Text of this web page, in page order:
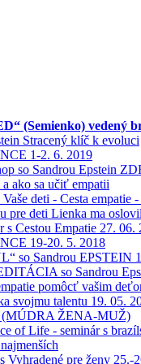
(Semienko) vedený
Stracený klíč k evoluci
1-2. 6. 2019
so Sandrou Epstein
ako sa učiť empatii
deti - Cesta empatie
pre deti Lienka ma
s Cestou Empatie 27. 06.
19-20. 5. 2018
so Sandrou EPSTEIN
so Sandrou
pomôcť vašim
svojmu talentu 19. 05.
ŽENA-MUŽ)
of Life - seminár s
Vyhradené pre ženy 25.-